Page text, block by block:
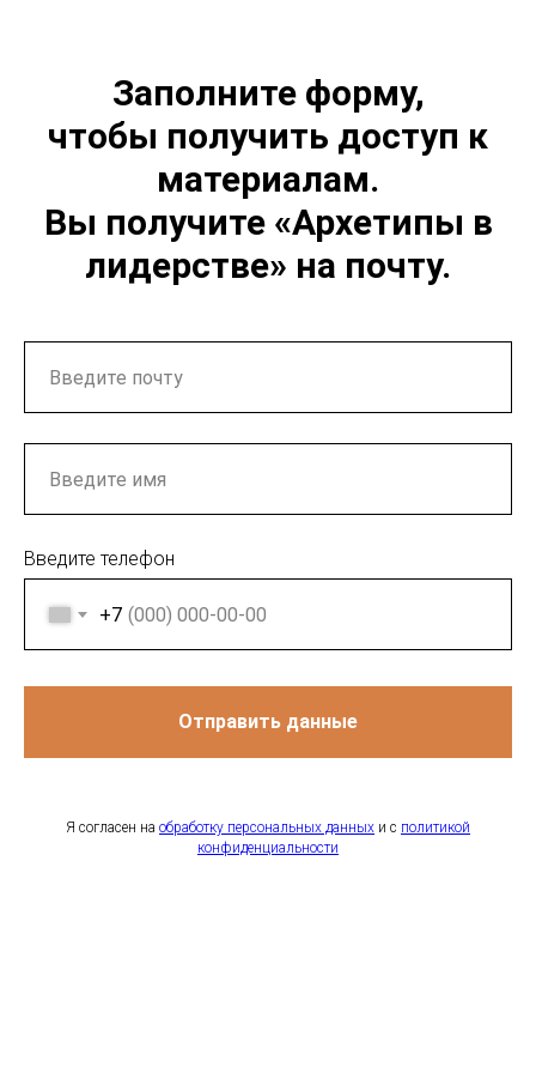
Заполните форму,
чтобы получить доступ к
материалам.
Вы получите «Архетипы в
лидерстве» на почту.
Введите телефон
+7
Отправить данные
Я согласен на обработку персональных данных и с политикой
конфиденциальности